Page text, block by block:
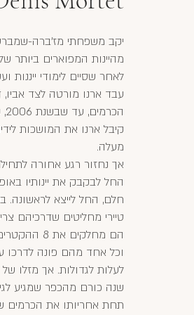
יקב משפחתי מז'ברה-
מהיינות המפוארים ביותר
לאחר שסיים לימודי
עבד ארנו מורטה לצד אביו,
קיבל ארנו את המושכות
מעלה.
טיירי מחליטים שדרכיהם
הם
וכל אחד מהם פונה לדרכו
לעלות לגדולות. אך מזלו
שנה כורם מהכפר שמגיע
תחת אחריותו את הכרמים